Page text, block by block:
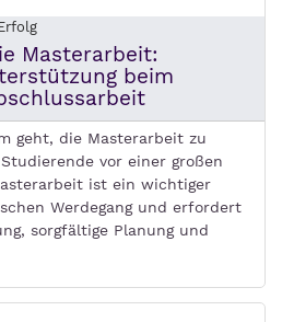
Masterarbeit:
beim
geht, die Masterarbeit zu
vor einer großen
ist ein wichtiger
Werdegang und erfordert
sorgfältige Planung und